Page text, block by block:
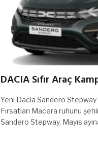
DACIA Sıfır Araç
Yeni Dacia Sandero Stepway
Fırsatları Macera ruhunu
Sandero Stepway, Mayıs